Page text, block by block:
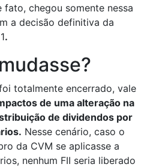
fato, chegou somente nessa
a decisão definitiva da
.
totalmente encerrado, vale
de uma alteração na
de dividendos por
Nesse cenário, caso o
da CVM se aplicasse a
nenhum FII seria liberado